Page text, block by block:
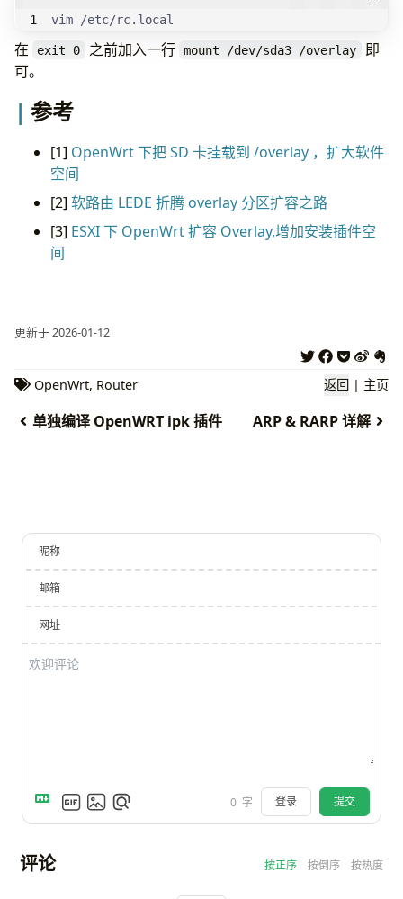
vim /etc/rc.local
在 exit 0 之前加入一行 mount /dev/sda3 /overlay
即
可。
参考
[1] OpenWrt 下把 SD 卡挂载到 /overlay ，扩大软件
空间
[2] 软路由 LEDE 折腾 overlay 分区扩容之路
[3] ESXI 下 OpenWrt 扩容 Overlay,增加安装插件空
间
更新于 2026-01-12
OpenWrt, Router 返回 | 主页
单独编译 OpenWRT ipk 插件 ARP & RARP 详解
昵称
邮箱
网址
0 字 登录 提交
评论 按正序 按倒序 按热度